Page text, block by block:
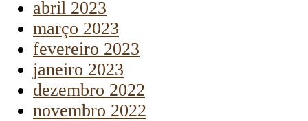
abril 2023
março 2023
fevereiro 2023
janeiro 2023
dezembro 2022
novembro 2022